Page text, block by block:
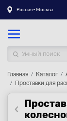
Россия - Москва
Каталог
Доставка
Главная Каталог
Проставки для